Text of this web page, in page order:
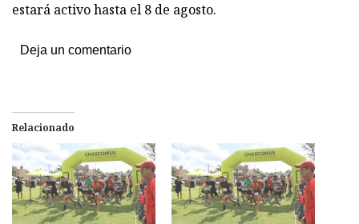
estará activo hasta el 8 de agosto.
Deja un comentario
Relacionado